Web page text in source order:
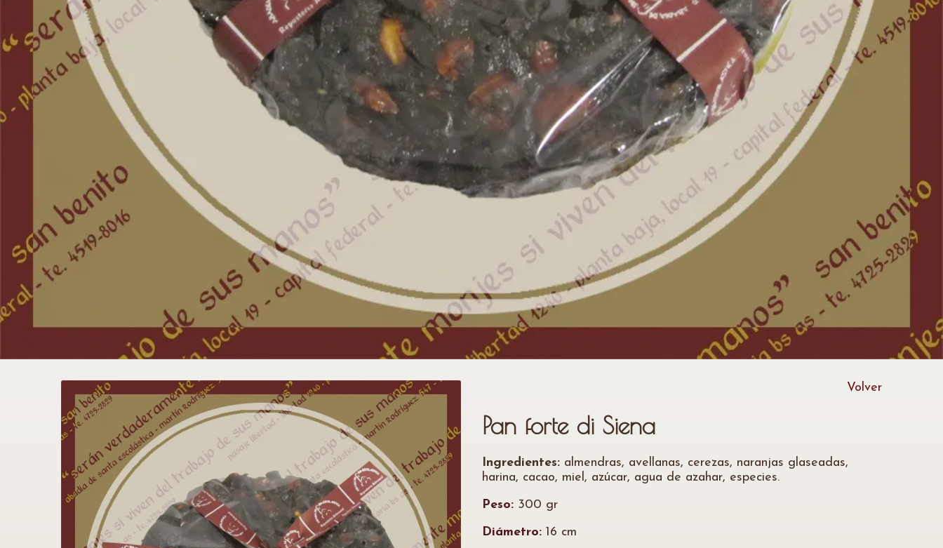
Volver
Pan forte di Siena
Ingredientes: almendras, avellanas, cerezas, naranjas glaseadas,
harina, cacao, miel, azúcar, agua de azahar, especies.
Peso: 300 gr
Diámetro: 16 cm